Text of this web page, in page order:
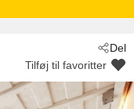
Del
Tilføj til favoritter